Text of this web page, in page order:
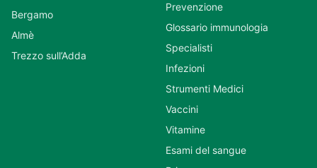
Bergamo
Almè
Trezzo sull’Adda
Prevenzione
Glossario immunologia
Specialisti
Infezioni
Strumenti Medici
Vaccini
Vitamine
Esami del sangue